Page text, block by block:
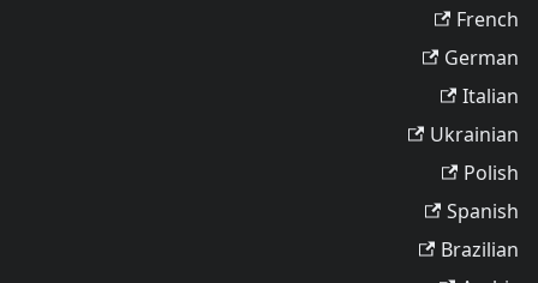
French
German
Italian
Ukrainian
Polish
Spanish
Brazilian